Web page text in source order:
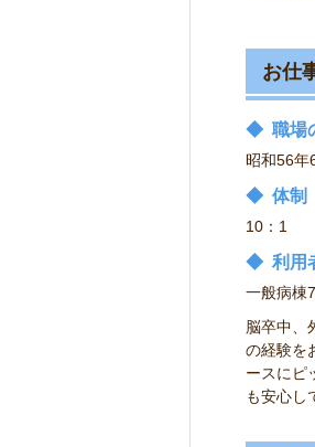
お仕
◆ 職場
昭和56年
◆ 体制
10：1
◆ 利用
一般病
脳卒中、
の経験を
ースにピ
も安心し